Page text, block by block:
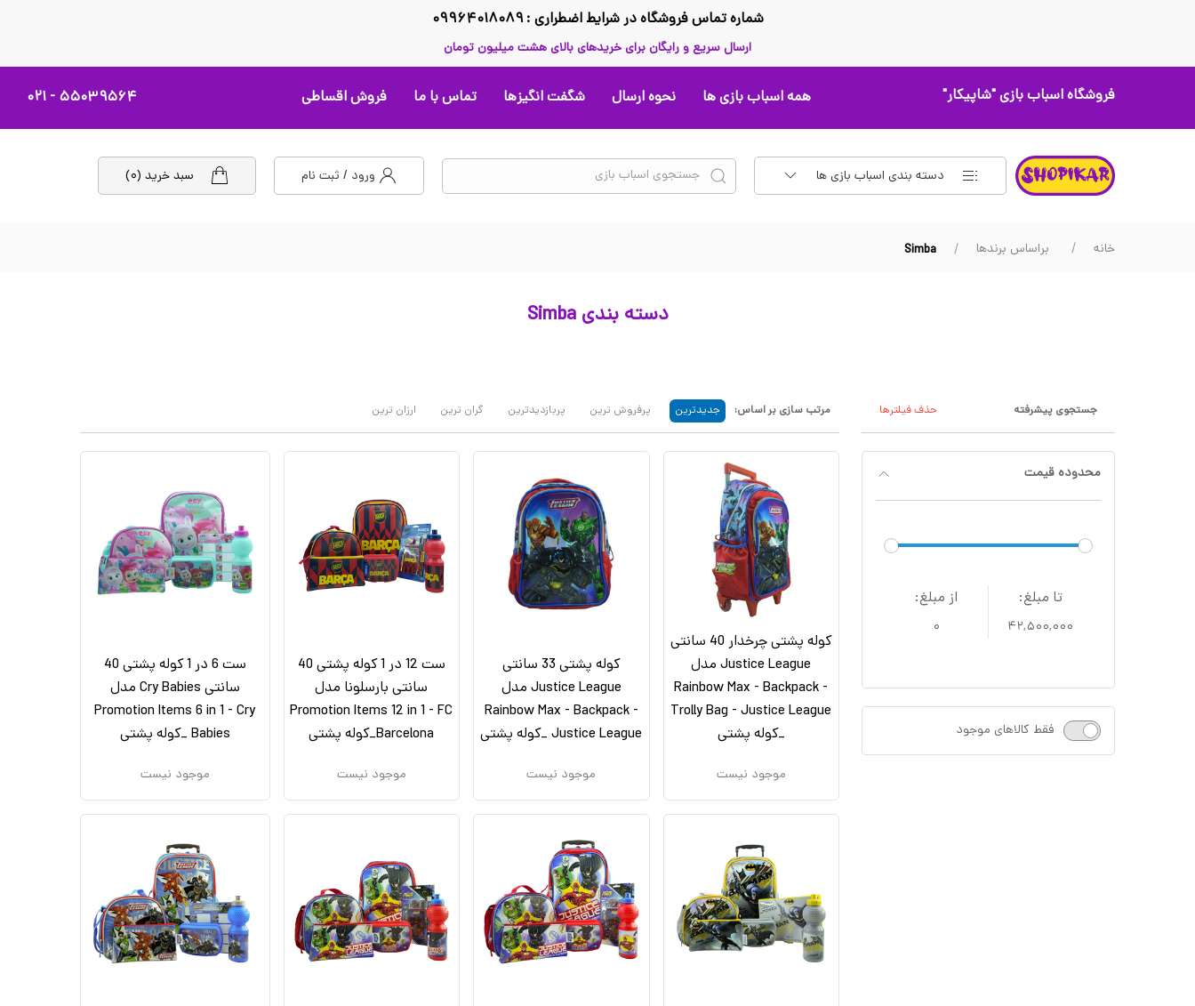
شماره تماس فروشگاه در شرایط اضطراری : ۰۹۹۶۴۰۱۸۰۸۹
ارسال سریع و رایگان برای خریدهای بالای هشت میلیون تومان
فروشگاه اسباب بازی"شاپیکار" همه اسباب بازی ها نحوه ارسال شگفت انگیزها تماس با ما فروش اقساطی ۵۵۰۳۹۵۶۴ - ۰۲۱
دسته بندی اسباب بازی ها ورود / ثبت نام سبد خرید (۰)
خانه براساس برندها Simba
دسته بندی Simba
جستجوی پیشرفته حذف فیلترها
محدوده قیمت
از مبلغ:
۰
تا مبلغ:
۴۲,۵۰۰,۰۰۰
فقط کالاهای موجود
مرتب سازی بر اساس: جدیدترین پرفروش ترین پربازدیدترین گران ترین ارزان ترین
کوله پشتی چرخدار 40 سانتی
Justice League مدل
Rainbow Max - Backpack -
Trolly Bag - Justice League
_کوله پشتی
موجود نیست
کوله پشتی 33 سانتی
Justice League مدل
Rainbow Max - Backpack -
Justice League _کوله پشتی
موجود نیست
ست 12 در 1 کوله پشتی 40
سانتی بارسلونا مدل
Promotion Items 12 in 1 - FC
Barcelona_کوله پشتی
موجود نیست
ست 6 در 1 کوله پشتی 40
سانتی Cry Babies مدل
Promotion Items 6 in 1 - Cry
Babies _کوله پشتی
موجود نیست